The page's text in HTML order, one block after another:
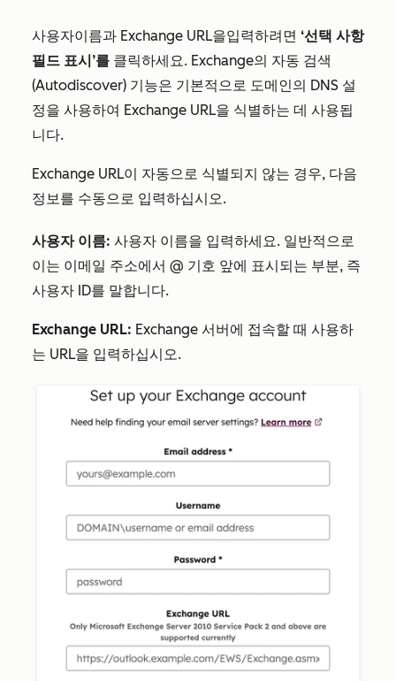
사용자이름과 Exchange URL을입력하려면 ‘선택 사항
필드 표시’를 클릭하세요. Exchange의 자동 검색
(Autodiscover) 기능은 기본적으로 도메인의 DNS 설
정을 사용하여 Exchange URL을 식별하는 데 사용됩
니다.
Exchange URL이 자동으로 식별되지 않는 경우, 다음
정보를 수동으로 입력하십시오.
사용자 이름: 사용자 이름을 입력하세요. 일반적으로
이는 이메일 주소에서 @ 기호 앞에 표시되는 부분, 즉
사용자 ID를 말합니다.
Exchange URL: Exchange 서버에 접속할 때 사용하
는 URL을 입력하십시오.